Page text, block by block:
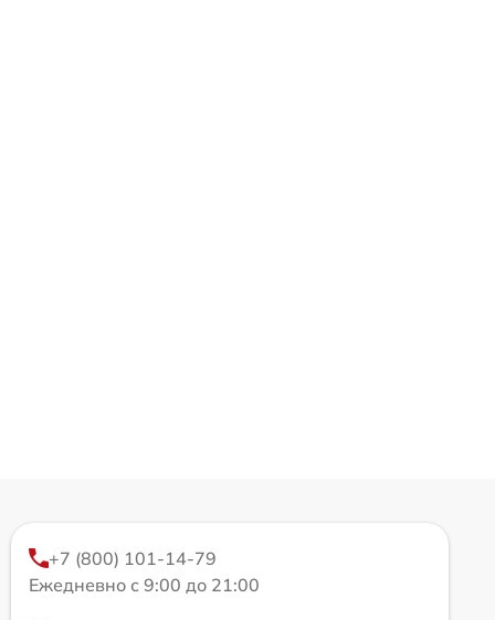
+7 (800) 101-14-79
Ежедневно с 9:00 до 21:00